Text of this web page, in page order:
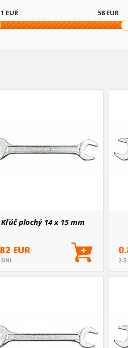
1 EUR 58EUR
Kľúč plochý 14 x 15 mm
EUR
DNI 2-